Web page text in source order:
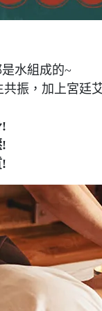
是水組成的~
振，加上宮廷